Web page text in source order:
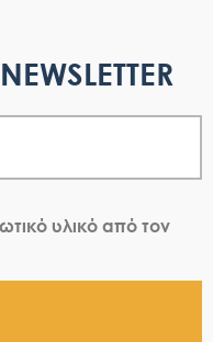
υλικό από τον